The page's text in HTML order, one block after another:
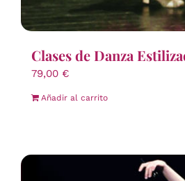
Clases de Danza
79,00 €
Añadir al carrito